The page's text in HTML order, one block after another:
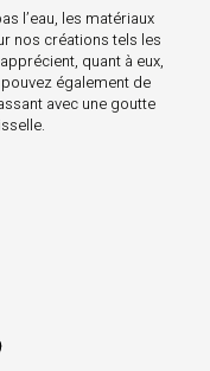
l’eau, les matériaux
nos créations tels les
quant à eux,
également de
avec une goutte